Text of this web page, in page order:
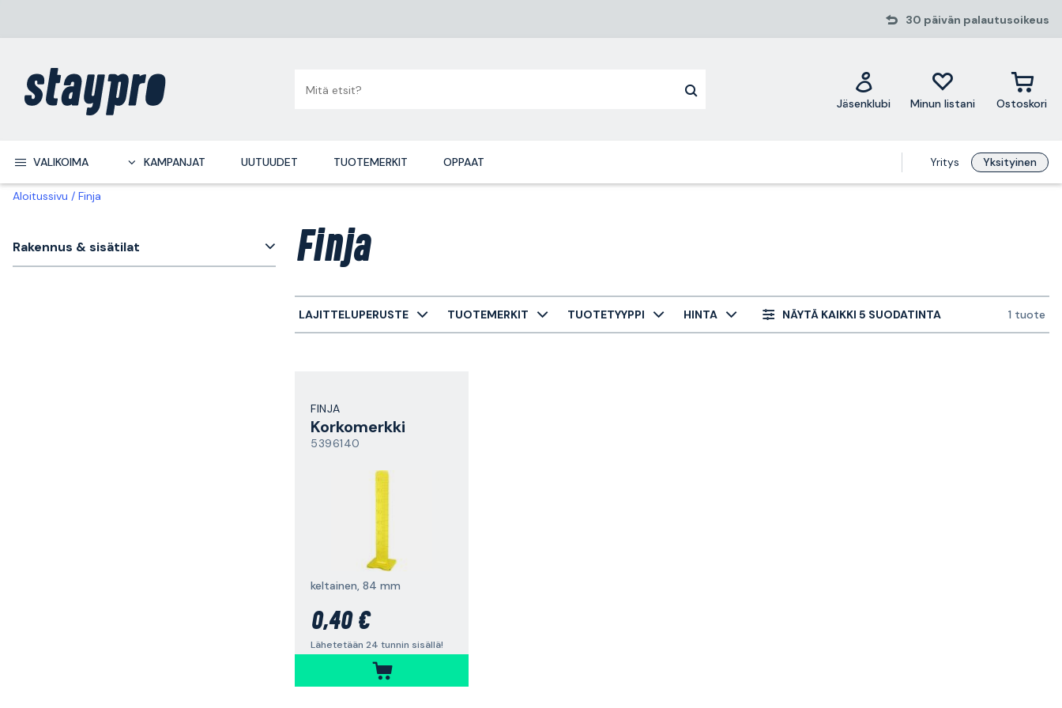
30 päivän palautusoikeus
Jäsenklubi Minun listani Ostoskori
VALIKOIMA KAMPANJAT UUTUUDET TUOTEMERKIT OPPAAT Yritys Yksityinen
Aloitussivu Finja
Rakennus & sisätilat Finja
LAJITTELUPERUSTE TUOTEMERKIT TUOTETYYPPI HINTA NÄYTÄ KAIKKI 5 SUODATINTA 1 tuote
FINJA
Korkomerkki
5396140
keltainen, 84 mm
0,40 €
Lähetetään 24 tunnin sisällä!